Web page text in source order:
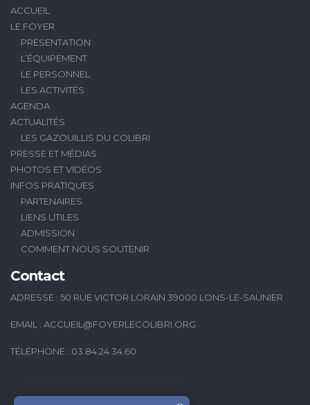
ACCUEIL
LE FOYER
PRÉSENTATION
L’ÉQUIPEMENT
LE PERSONNEL
LES ACTIVITÉS
AGENDA
ACTUALITÉS
LES GAZOUILLIS DU COLIBRI
PRESSE ET MÉDIAS
PHOTOS ET VIDÉOS
INFOS PRATIQUES
PARTENAIRES
LIENS UTILES
ADMISSION
COMMENT NOUS SOUTENIR
Contact
ADRESSE : 50 RUE VICTOR LORAIN 39000 LONS-LE-SAUNIER
EMAIL : ACCUEIL@FOYERLECOLIBRI.ORG
TÉLÉPHONE : 03.84.24.34.60